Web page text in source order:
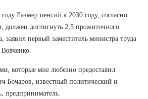
Размер пенсий к 2030 году, согласно
должен достигнуть 2,5 прожиточного
первый заместитель министра труда
которые мне любезно предоставил
Бочаров, известный политический и
предприниматель.